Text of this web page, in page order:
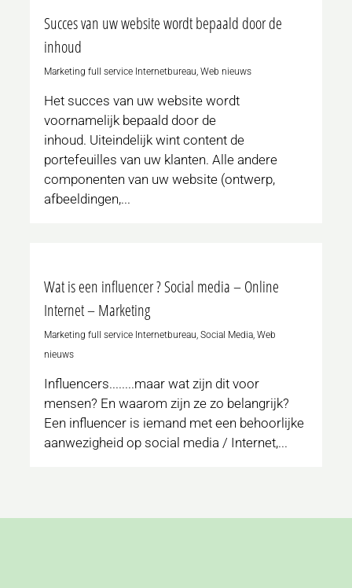
Succes van uw website wordt bepaald door de
inhoud
Marketing full service Internetbureau,Web nieuws
Het succes van uw website wordt
voornamelijk bepaald door de
inhoud. Uiteindelijk wint content de
portefeuilles van uw klanten. Alle andere
componenten van uw website (ontwerp,
afbeeldingen,...
Wat is een influencer ? Social media – Online
Internet – Marketing
Marketing full service Internetbureau,Social Media,Web
nieuws
Influencers........maar wat zijn dit voor
mensen? En waarom zijn ze zo belangrijk?
Een influencer is iemand met een behoorlijke
aanwezigheid op social media / Internet,...